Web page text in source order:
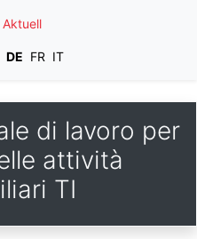
Aktuell
DE FR IT
di lavoro per
attività
TI